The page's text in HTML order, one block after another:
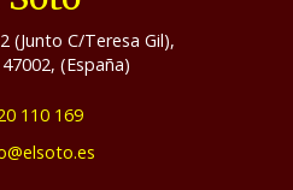
(Junto C/Teresa Gil),
47002, (España)
110 169
elsoto.es